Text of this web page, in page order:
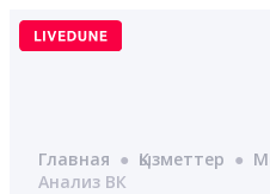
Перейти
Главная ● Қызметтер ●
Анализ ВК